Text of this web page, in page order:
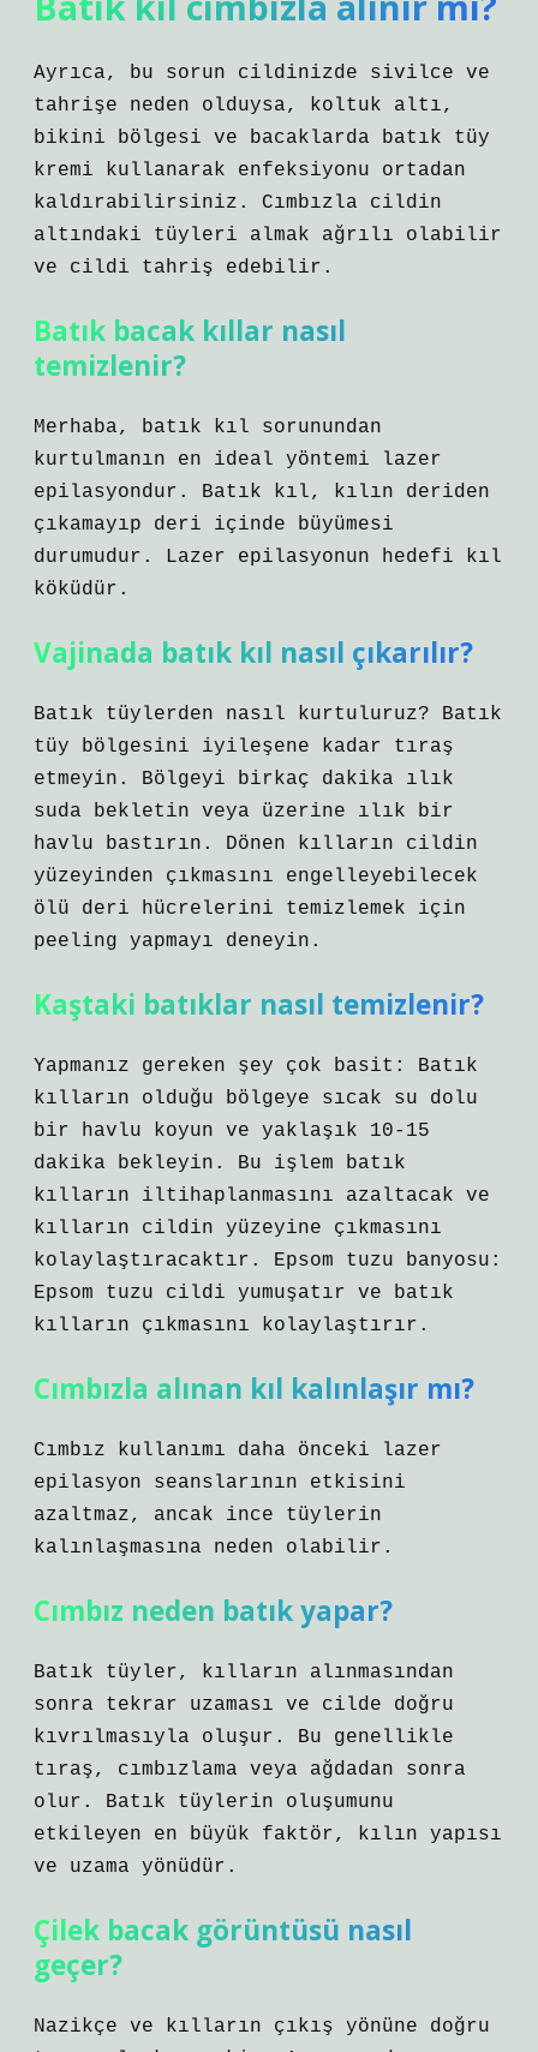
Ayrıca, bu sorun cildinizde sivilce ve
tahrişe neden olduysa, koltuk altı,
bikini bölgesi ve bacaklarda batık tüy
kremi kullanarak enfeksiyonu ortadan
kaldırabilirsiniz. Cımbızla cildin
altındaki tüyleri almak ağrılı olabilir
ve cildi tahriş edebilir.
Batık bacak kıllar nasıl
temizlenir?
Merhaba, batık kıl sorunundan
kurtulmanın en ideal yöntemi lazer
epilasyondur. Batık kıl, kılın deriden
çıkamayıp deri içinde büyümesi
durumudur. Lazer epilasyonun hedefi kıl
köküdür.
Vajinada batık kıl nasıl çıkarılır?
Batık tüylerden nasıl kurtuluruz? Batık
tüy bölgesini iyileşene kadar tıraş
etmeyin. Bölgeyi birkaç dakika ılık
suda bekletin veya üzerine ılık bir
havlu bastırın. Dönen kılların cildin
yüzeyinden çıkmasını engelleyebilecek
ölü deri hücrelerini temizlemek için
peeling yapmayı deneyin.
Kaştaki batıklar nasıl temizlenir?
Yapmanız gereken şey çok basit: Batık
kılların olduğu bölgeye sıcak su dolu
bir havlu koyun ve yaklaşık 10-15
dakika bekleyin. Bu işlem batık
kılların iltihaplanmasını azaltacak ve
kılların cildin yüzeyine çıkmasını
kolaylaştıracaktır. Epsom tuzu banyosu:
Epsom tuzu cildi yumuşatır ve batık
kılların çıkmasını kolaylaştırır.
Cımbızla alınan kıl kalınlaşır mı?
Cımbız kullanımı daha önceki lazer
epilasyon seanslarının etkisini
azaltmaz, ancak ince tüylerin
kalınlaşmasına neden olabilir.
Cımbız neden batık yapar?
Batık tüyler, kılların alınmasından
sonra tekrar uzaması ve cilde doğru
kıvrılmasıyla oluşur. Bu genellikle
tıraş, cımbızlama veya ağdadan sonra
olur. Batık tüylerin oluşumunu
etkileyen en büyük faktör, kılın yapısı
ve uzama yönüdür.
Çilek bacak görüntüsü nasıl
geçer?
Nazikçe ve kılların çıkış yönüne doğru